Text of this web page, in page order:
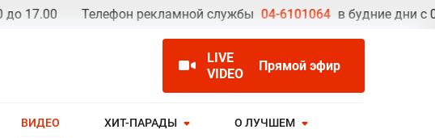
Телефон рекламной службы 04-6101064 в будние дни с 09.00
LIVE
VIDEO
Прямой эфир
ВИДЕО ХИТ-ПАРАДЫ О ЛУЧШЕМ